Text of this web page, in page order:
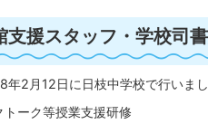
援スタッフ・学校司
2月12日に日枝中学校で行いまし
トーク等授業支援研修